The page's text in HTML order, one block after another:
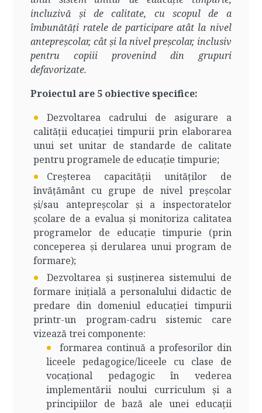
incluzivă și de calitate, cu scopul de a
îmbunătăți ratele de participare atât la nivel
antepreșcolar, cât și la nivel preșcolar, inclusiv
pentru copiii provenind din grupuri
defavorizate.
Proiectul are 5 obiective specifice:
Dezvoltarea cadrului de asigurare a
calității educației timpurii prin elaborarea
unui set unitar de standarde de calitate
pentru programele de educație timpurie;
Creșterea capacității unităților de
învățământ cu grupe de nivel preșcolar
și/sau antepreșcolar și a inspectoratelor
școlare de a evalua și monitoriza calitatea
programelor de educație timpurie (prin
conceperea și derularea unui program de
formare);
Dezvoltarea și susținerea sistemului de
formare inițială a personalului didactic de
predare din domeniul educației timpurii
printr-un program-cadru sistemic care
vizează trei componente:
formarea continuă a profesorilor din
liceele pedagogice/liceele cu clase de
vocațional pedagogic în vederea
implementării noului curriculum și a
principiilor de bază ale unei educații